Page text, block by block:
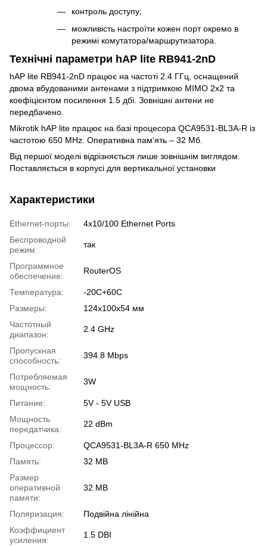
контроль доступу;
можливість настроїти кожен порт окремо в
режимі комутатора/маршрутизатора.
Технічні параметри hAP lite RB941-2nD
hAP lite RB941-2nD працює на частоті 2.4 ГГц, оснащений
двома вбудованими антенами з підтримкою MIMO 2x2 та
коефіцієнтом посилення 1.5 дбі. Зовнішні антени не
передбачено.
Mikrotik hAP lite працює на базі процесора QCA9531-BL3A-R із
частотою 650 MHz. Оперативна пам'ять – 32 Мб.
Від першої моделі відрізняється лише зовнішнім виглядом.
Поставляється в корпусі для вертикальної установки
Характеристики
Ethernet-порты:
4х10/100 Ethernet Ports
Беспроводной
режим:
так
Программное
обеспечение:
RouterOS
Температура:
-20C+60C
Размеры:
124x100x54 мм
Частотный
диапазон:
2.4 GHz
Пропускная
способность:
394.8 Mbps
Потребляемая
мощность:
3W
Питание:
5V - 5V USB
Мощность
передатчика:
22 dBm
Процессор:
QCA9531-BL3A-R 650 MHz
Память:
32 MB
Размер
оперативной
памяти:
32 MB
Поляризация:
Подвійна лінійна
Коэффициент
усиления:
1.5 DBI